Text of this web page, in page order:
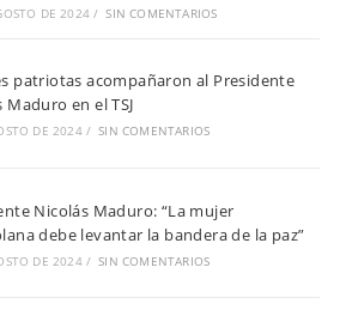
DE 2024 / SIN COMENTARIOS
patriotas acompañaron al Presidente
Maduro en el TSJ
DE 2024 / SIN COMENTARIOS
Nicolás Maduro: “La mujer
debe levantar la bandera de la paz”
DE 2024 / SIN COMENTARIOS